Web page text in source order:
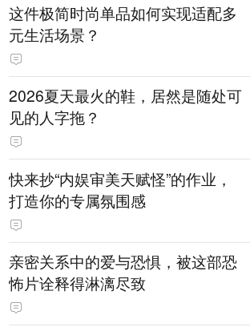
这件极简时尚单品如何实现适配多
元生活场景？
2026夏天最火的鞋，居然是随处可
见的人字拖？
快来抄“内娱审美天赋怪”的作业，
打造你的专属氛围感
亲密关系中的爱与恐惧，被这部恐
怖片诠释得淋漓尽致